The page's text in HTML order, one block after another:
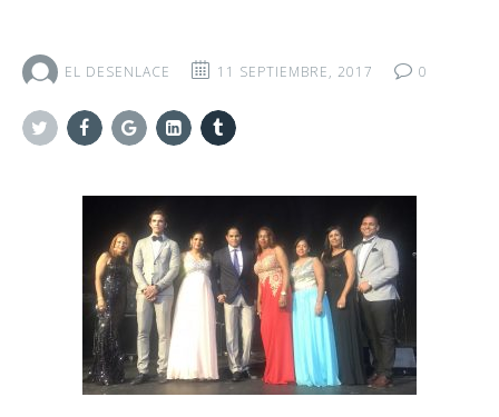
EL DESENLACE 11 SEPTIEMBRE, 2017 0